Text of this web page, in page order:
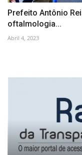
Prefeito Antônio
oftalmologia...
Abril 4, 2023